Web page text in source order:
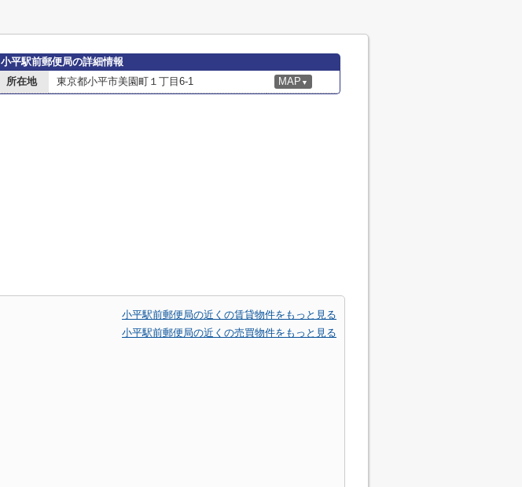
小平駅前郵便局の詳細情報
所在地
東京都小平市美園町１丁目6-1 MAP ▼
小平駅前郵便局の近くの賃貸物件をもっと見る
小平駅前郵便局の近くの売買物件をもっと見る